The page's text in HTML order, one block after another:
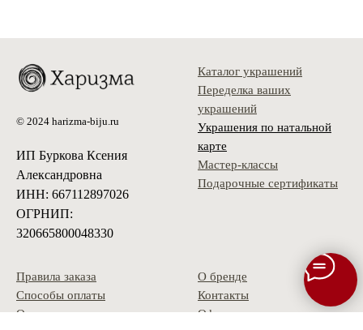
© 2024 harizma-biju.ru
ИП Буркова Ксения
Александровна
ИНН: 667112897026
ОГРНИП:
320665800048330
Каталог украшений
Переделка ваших
украшений
Украшения по натальной
карте
Мастер-классы
Подарочные сертификаты
Правила заказа
Способы оплаты
Оплата долями
О бренде
Контакты
Оферта